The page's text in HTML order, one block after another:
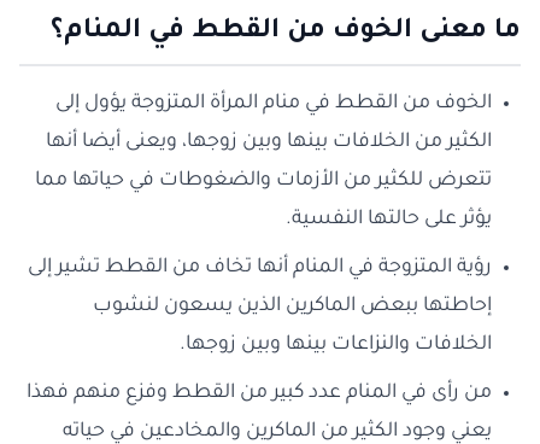
ما معنى الخوف من القطط في المنام؟
الخوف من القطط في منام المرأة المتزوجة يؤول إلى
الكثير من الخلافات بينها وبين زوجها، ويعنى أيضا أنها
تتعرض للكثير من الأزمات والضغوطات في حياتها مما
يؤثر على حالتها النفسية.
رؤية المتزوجة في المنام أنها تخاف من القطط تشير إلى
إحاطتها ببعض الماكرين الذين يسعون لنشوب
الخلافات والنزاعات بينها وبين زوجها.
من رأى في المنام عدد كبير من القطط وفزع منهم فهذا
يعني وجود الكثير من الماكرين والمخادعين في حياته